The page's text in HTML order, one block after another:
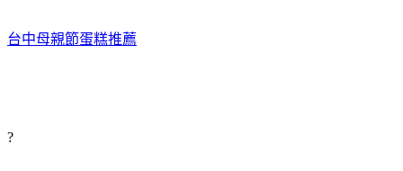
台中母親節蛋糕推薦
?